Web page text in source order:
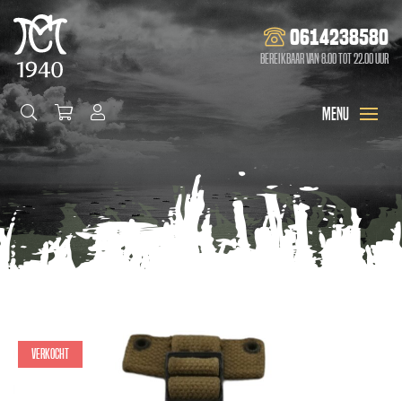
0614238580
Bereikbaar van 8.00 tot 22.00 uur
Verkocht